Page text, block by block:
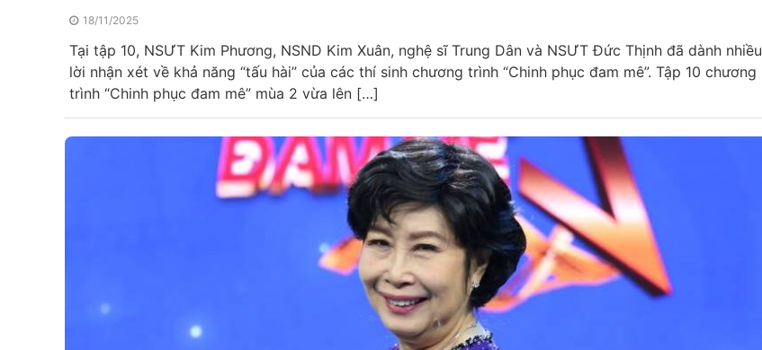
18/11/2025
Tại tập 10, NSƯT Kim Phương, NSND Kim Xuân, nghệ sĩ Trung Dân và NSƯT Đức Thịnh đã dành nhiều
lời nhận xét về khả năng “tấu hài” của các thí sinh chương trình “Chinh phục đam mê”. Tập 10 chương
trình “Chinh phục đam mê” mùa 2 vừa lên […]